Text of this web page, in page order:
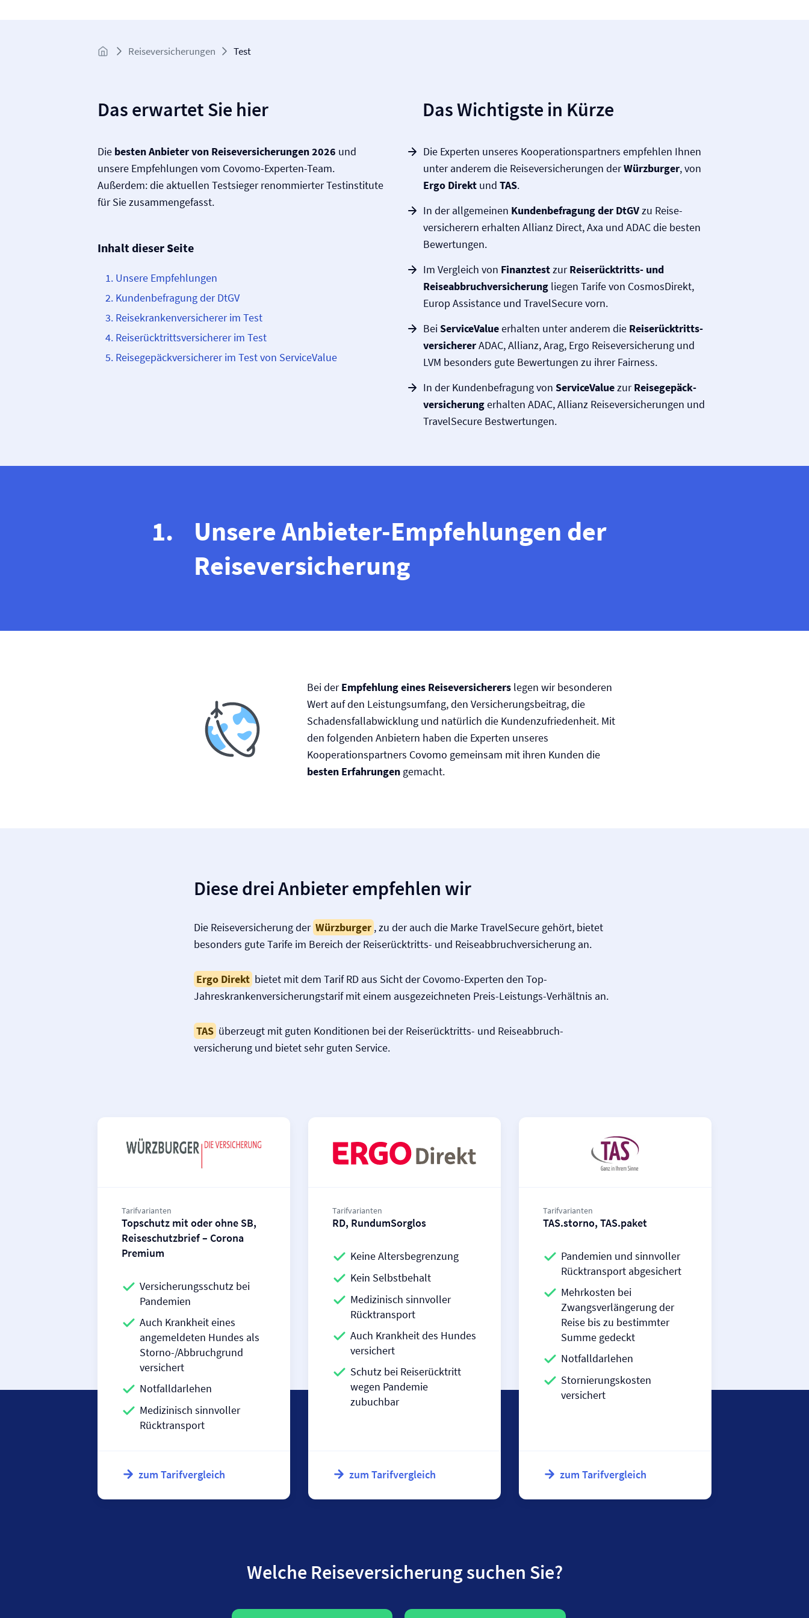
Reise­versicherungen Test
Das erwartet Sie hier
Die besten Anbieter von Reise­versicherungen 2026 und
unsere Empfehlungen vom Covomo-Experten-Team.
Außerdem: die aktuellen Testsieger renommierter Testinstitute
für Sie zusammengefasst.
Inhalt dieser Seite
Unsere Empfehlungen
Kundenbefragung der DtGV
Reisekranken­­versicherer im Test
Reiserücktritts­­versicherer im Test
Reisegepäck­­versicherer im Test von ServiceValue
Das Wichtigste in Kürze
Die Experten unseres Kooperationspartners empfehlen Ihnen
unter anderem die Reise­versicherungen derWürzburger, von
Ergo Direkt und TAS.
In der allgemeinen Kundenbefragungder DtGVzu Reise­
versicherern erhalten Allianz Direct, Axa und ADAC die besten
Bewertungen.
Im Vergleich von FinanztestzurReiserücktritts- und
Reiseabbruch­versicherung liegen Tarife von CosmosDirekt,
Europ Assistance und TravelSecure vorn.
BeiServiceValueerhalten unter anderem die Reiserücktritts­
versichererADAC, Allianz, Arag, Ergo Reise­versicherung und
LVM besonders gute Bewertungen zu ihrer Fairness.
In der Kundenbefragung von ServiceValuezurReisegepäck­
versicherungerhalten ADAC, Allianz Reise­versicherungen und
TravelSecure Bestwertungen.
Unsere Anbieter-Empfehlungen der
Reise­versicherung
Bei derEmpfehlung eines Reise­versicherers legen wir besonderen
Wert auf den Leistungsumfang, den Versicherungsbeitrag, die
Schadensfallabwicklung und natürlich die Kunden­zufriedenheit. Mit
den folgenden Anbietern haben die Experten unseres
Kooperationspartners Covomo gemeinsam mit ihren Kunden die
besten Erfahrungen gemacht.
Diese drei Anbieter empfehlen wir
Die Reise­versicherung der Würzburger , zu der auch die Marke TravelSecure gehört, bietet
besonders gute Tarife im Bereich der Reiserücktritts- und Reiseabbruch­versicherung an.
Ergo Direkt bietet mit dem Tarif RD aus Sicht der Covomo-Experten den Top-
Jahreskranken­versicherungstarif mit einem ausgezeichneten Preis-Leistungs-Verhältnis an.
TAS überzeugt mit guten Konditionen bei der Reiserücktritts- und Reiseabbruch­
versicherung und bietet sehr guten Service.
Tarifvarianten
Topschutz mit oder ohne SB,
Reiseschutzbrief – Corona
Premium
Versicherungsschutz bei
Pandemien
Auch Krankheit eines
angemeldeten Hundes als
Storno-/Abbruchgrund
versichert
Notfalldarlehen
Medizinisch sinnvoller
Rücktransport
zum Tarifvergleich
Tarifvarianten
RD, RundumSorglos
Keine Altersbegrenzung
Kein Selbstbehalt
Medizinisch sinnvoller
Rücktransport
Auch Krankheit des Hundes
versichert
Schutz bei Reiserücktritt
wegen Pandemie
zubuchbar
zum Tarifvergleich
Tarifvarianten
TAS.storno, TAS.paket
Pandemien und sinnvoller
Rücktransport abgesichert
Mehrkosten bei
Zwangsverlängerung der
Reise bis zu bestimmter
Summe gedeckt
Notfalldarlehen
Stornierungskosten
versichert
zum Tarifvergleich
Welche Reise­versicherung suchen Sie?